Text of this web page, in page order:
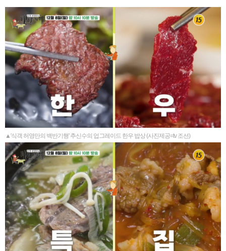
▲'식객 허영만의 백반기행' 추신수의 업그레이드 한우 밥상 (사진제공=tv 조선)